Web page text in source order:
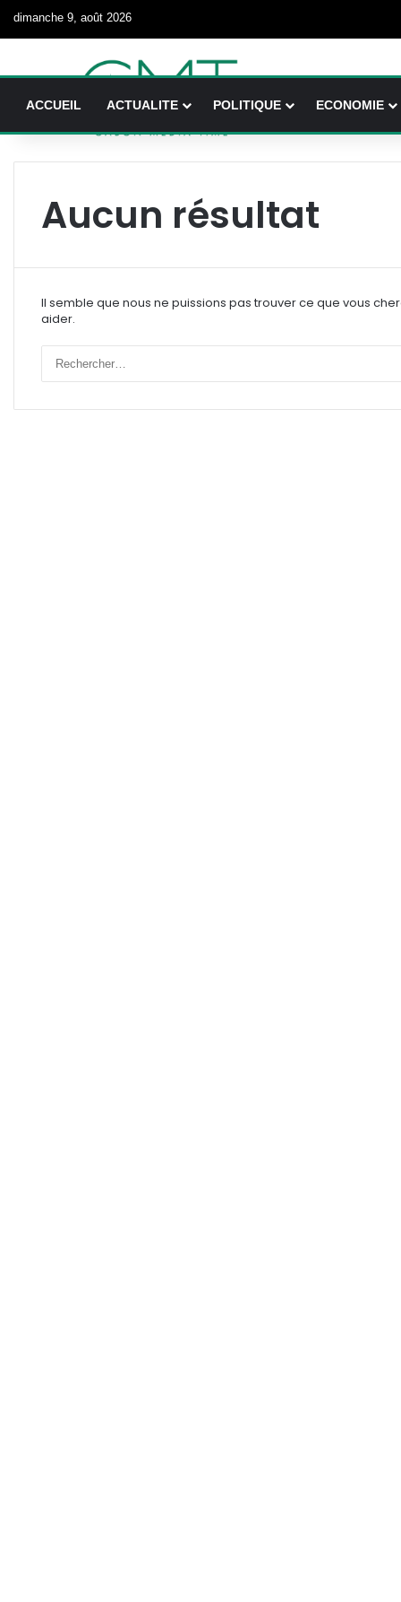
dimanche 9, août 2026
ACCUEIL ACTUALITE POLITIQUE ECONOMIE
Aucun résultat
Il semble que nous ne puissions pas trouver ce que vous
aider.